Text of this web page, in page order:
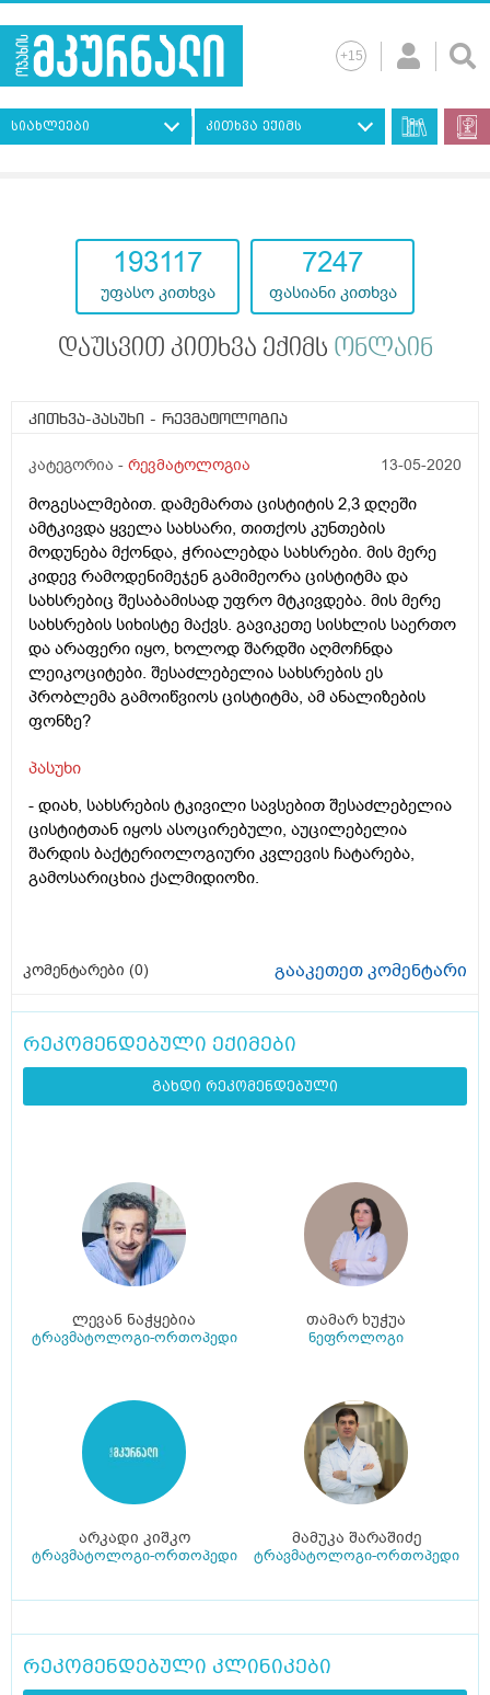
სიახლეები კითხვა ექიმს
193117
უფასო კითხვა
7247
ფასიანი კითხვა
დაუსვით კითხვა ექიმს ონლაინ
კითხვა-პასუხი - რევმატოლოგია
კატეგორია - რევმატოლოგია 13-05-2020
მოგესალმებით. დამემართა ცისტიტის 2,3 დღეში
ამტკივდა ყველა სახსარი, თითქოს კუნთების
მოდუნება მქონდა, ჭრიალებდა სახსრები. მის მერე
კიდევ რამოდენიმეჯენ გამიმეორა ცისტიტმა და
სახსრებიც შესაბამისად უფრო მტკივდება. მის მერე
სახსრების სიხისტე მაქვს. გავიკეთე სისხლის საერთო
და არაფერი იყო, ხოლოდ შარდში აღმოჩნდა
ლეიკოციტები. შესაძლებელია სახსრების ეს
პრობლემა გამოიწვიოს ცისტიტმა, ამ ანალიზების
ფონზე?
პასუხი
- დიახ, სახსრების ტკივილი სავსებით შესაძლებელია
ცისტიტთან იყოს ასოცირებული, აუცილებელია
შარდის ბაქტერიოლოგიური კვლევის ჩატარება,
გამოსარიცხია ქალმიდიოზი.
კომენტარები (0) გააკეთეთ კომენტარი
რეკომენდებული ექიმები
გახდი რეკომენდებული
ლევან ნაჭყებია
ტრავმატოლოგი-ორთოპედი
თამარ ხუჭუა
ნეფროლოგი
არკადი კიშკო
ტრავმატოლოგი-ორთოპედი
მამუკა შარაშიძე
ტრავმატოლოგი-ორთოპედი
რეკომენდებული კლინიკები